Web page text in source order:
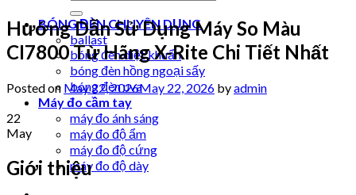
for:
BÓNG ĐÈN CHUYÊN DỤNG
ballast
bóng đèn diệt khuẩn
bóng đèn hồng ngoại sấy
bóng đèn uva
Máy đo cầm tay
máy đo ánh sáng
máy đo độ ẩm
máy đo độ cứng
máy đo độ dày
Hướng Dẫn Sử Dụng Máy So Màu
CI7800 Từ Hãng X-Rite Chi Tiết Nhất
Posted on May 22, 2026May 22, 2026 byadmin
22
May
Giới thiệu